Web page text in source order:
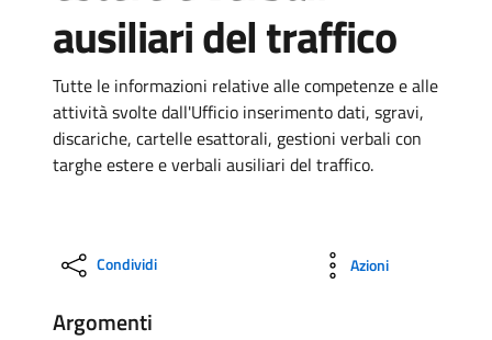
ausiliari del traffico
Tutte le informazioni relative alle competenze e alle
attività svolte dall'Ufficio inserimento dati, sgravi,
discariche, cartelle esattorali, gestioni verbali con
targhe estere e verbali ausiliari del traffico.
Condividi Azioni
Argomenti